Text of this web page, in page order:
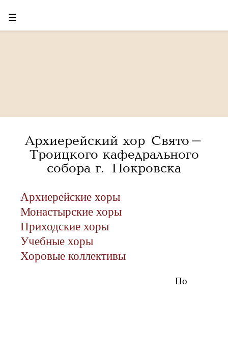
☰
Архиерейский хор Свято-
Троицкого кафедрального
собора г. Покровска
Архиерейские хоры
Монастырские хоры
Приходские хоры
Учебные хоры
Хоровые коллективы
По